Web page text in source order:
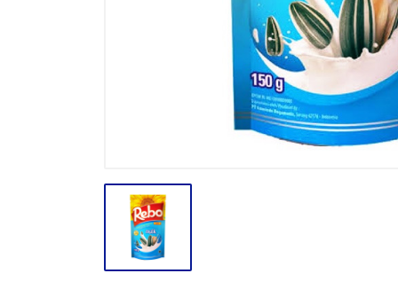
CONFECTIONARY COKLAT
FROZEN FOOD & ICE CREAM
HAIR CARE
INSEKTISIDA
INSTANT